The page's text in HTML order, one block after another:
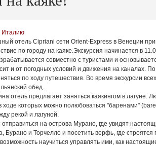
Италию
отель Cipriani сети Orient-Express в Венеции
по городу на каяке.Экскурсия начинается в
совместно с туристами и
и от погодных условий и движения на каналах.
по ходу путешествия. Во время экскурсии
обед.
отель предлагает заняться каякингом в лагуне.
ходе которых можно полюбоваться "баренами"
рекой и лагуной.
отправиться на острова Мурано, где увидят
Бурано и Торчелло и посетить верфь, где
научиться управлять ими, как